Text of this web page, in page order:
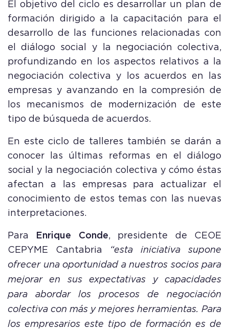
El objetivo del ciclo es desarrollar un plan de
formación dirigido a la capacitación para el
desarrollo de las funciones relacionadas con
el diálogo social y la negociación colectiva,
profundizando en los aspectos relativos a la
negociación colectiva y los acuerdos en las
empresas y avanzando en la compresión de
los mecanismos de modernización de este
tipo de búsqueda de acuerdos.
En este ciclo de talleres también se darán a
conocer las últimas reformas en el diálogo
social y la negociación colectiva y cómo éstas
afectan a las empresas para actualizar el
conocimiento de estos temas con las nuevas
interpretaciones.
Para Enrique Conde, presidente de CEOE
CEPYME Cantabria
“esta iniciativa supone
ofrecer una oportunidad a nuestros socios para
mejorar en sus expectativas y capacidades
para abordar los procesos de negociación
colectiva con más y mejores herramientas. Para
los empresarios este tipo de formación es de